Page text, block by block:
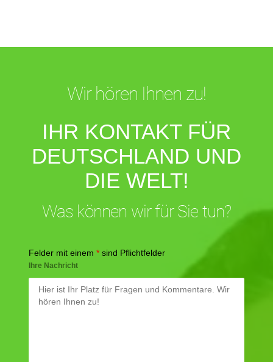
Wir hören Ihnen zu!
IHR KONTAKT FÜR
DEUTSCHLAND UND
DIE WELT!
Was können wir für Sie tun?
Felder mit einem * sind Pflichtfelder
Ihre Nachricht